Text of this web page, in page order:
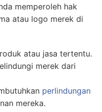
memperoleh hak
atau logo merek di
atau jasa tertentu.
merek dari
perlindungan
mereka.